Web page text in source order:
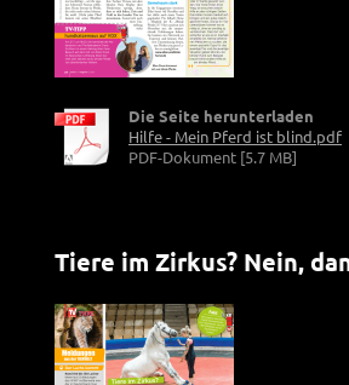
Die Seite herunterladen
Hilfe - Mein Pferd ist blind.pdf
PDF-Dokument [5.7 MB]
Tiere im Zirkus? Nein,